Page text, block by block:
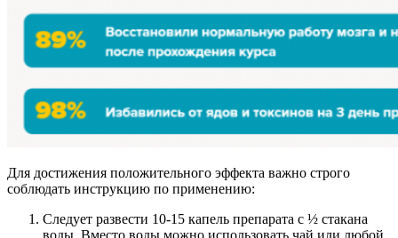
Для достижения положительного эффекта важно строго
соблюдать инструкцию по применению:
Следует развести 10-15 капель препарата с ½ стакана
воды. Вместо воды можно использовать чай или любой